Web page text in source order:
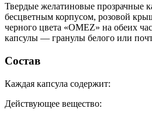
Твердые желатиновые прозрачные
бесцветным корпусом, розовой
черного цвета «OMEZ» на обеих
капсулы — гранулы белого или
Состав
Каждая капсула содержит:
Действующее вещество: